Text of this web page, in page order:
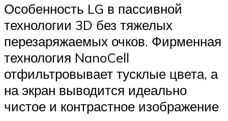
Особенность LG в пассивной
технологии 3D без тяжелых
перезаряжаемых очков. Фирменная
технология NanoCell
отфильтровывает тусклые цвета, а
на экран выводится идеально
чистое и контрастное изображение